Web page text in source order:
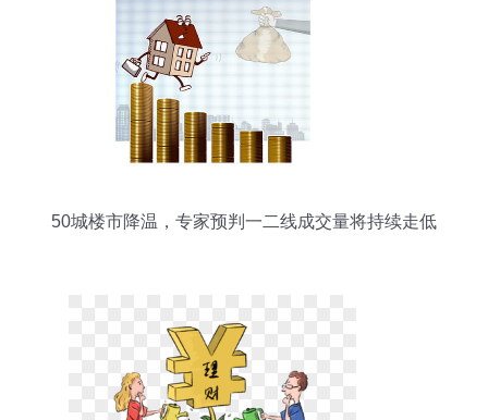
50城楼市降温，专家预判一二线成交量将持续走低